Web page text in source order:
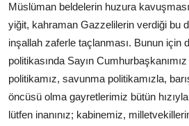
Müslüman beldelerin huzura
yiğit, kahraman Gazzelilerin verdiği bu
inşallah zaferle taçlanması. Bunun için
politikasında Sayın
politikamız, savunma politikamızla,
öncüsü olma gayretlerimiz bütün
lütfen inanınız; kabinemiz,